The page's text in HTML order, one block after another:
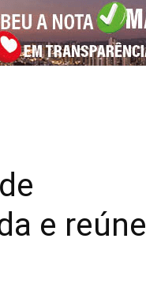
Alberto
e reúne